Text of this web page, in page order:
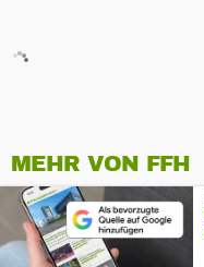
MEHR VON FFH